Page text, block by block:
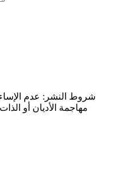
شروط النشر: عدم
مهاجمة الأديان أو